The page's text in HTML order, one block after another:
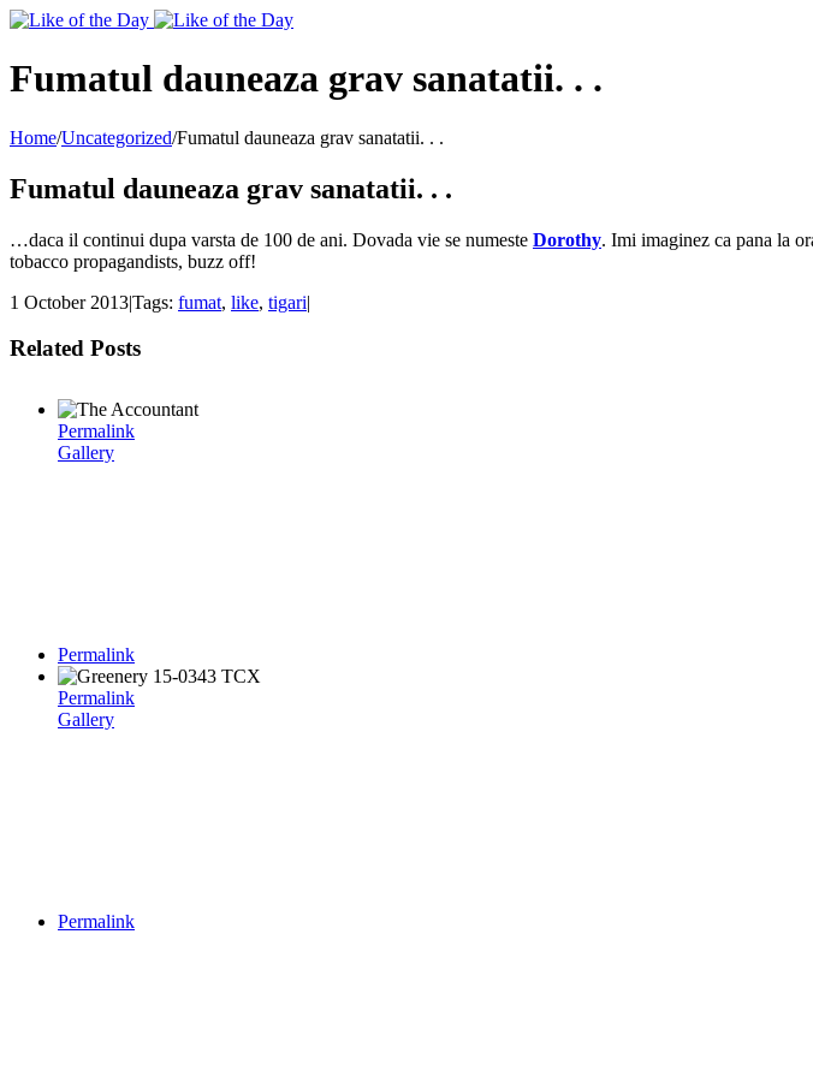
Toggle
Area
Fumatul dauneaza grav sanatatii. . .
Home/Uncategorized/Fumatul dauneaza grav sanatatii. . .
Fumatul dauneaza grav sanatatii. . .
…daca il continui dupa varsta de 100 de ani. Dovada vie se numeste Dorothy. Imi imaginez ca pana la
tobacco propagandists, buzz off!
1 October 2013|Tags: fumat, like, tigari|
Related Posts
Permalink
Gallery
Permalink
Permalink
Gallery
Permalink